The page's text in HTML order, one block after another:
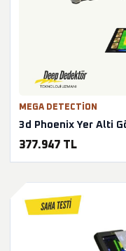
MEGA DETECTION
3d Phoenix Yer Alti
377.947 TL